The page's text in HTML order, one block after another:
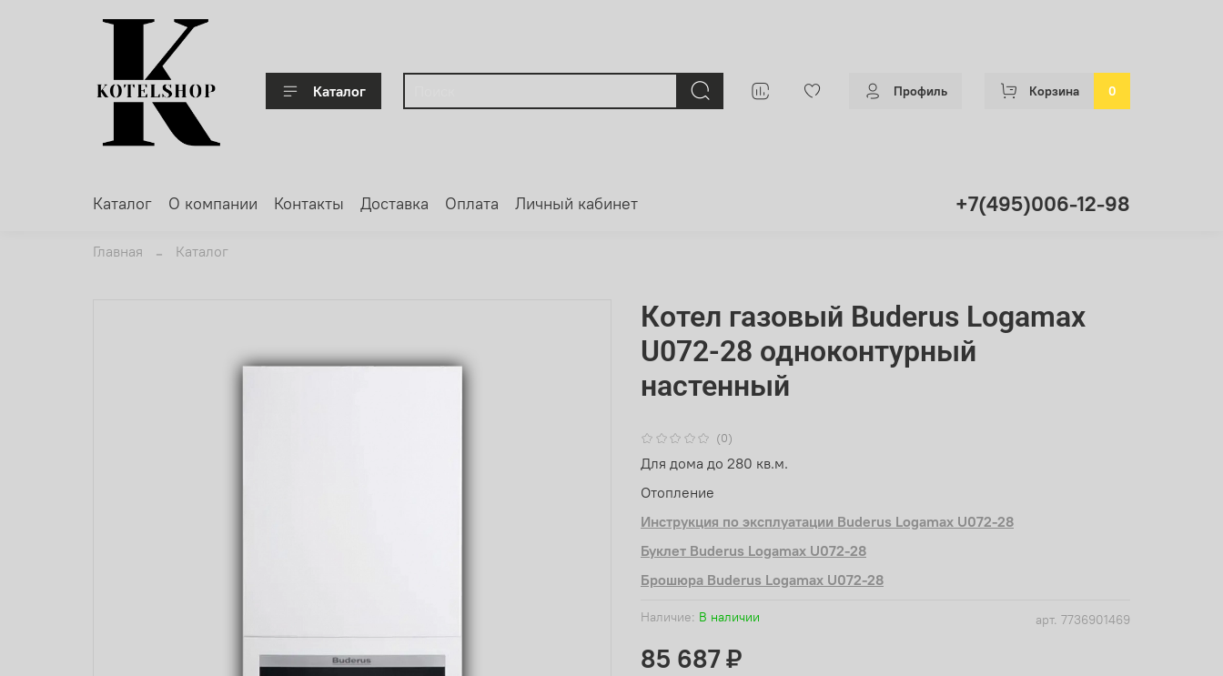
Каталог Профиль Корзина 0
Каталог О компании Контакты Доставка Оплата Личный кабинет +7(495)006-12-98
Главная Каталог
(0)
арт. 7736901469
Наличие: В наличии
Котел газовый Buderus Logamax
U072-28 одноконтурный
настенный
85 687 ₽
Для дома до 280 кв.м.
Отопление
Инструкция по эксплуатации Buderus Logamax U072-28
Буклет Buderus Logamax U072-28
Брошюра Buderus Logamax U072-28